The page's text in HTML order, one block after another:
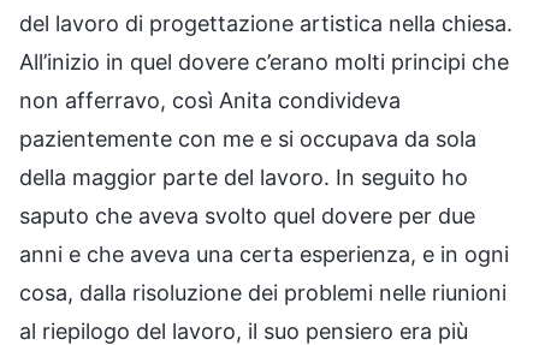
del lavoro di progettazione artistica nella chiesa.
All’inizio in quel dovere c’erano molti principi che
non afferravo, così Anita condivideva
pazientemente con me e si occupava da sola
della maggior parte del lavoro. In seguito ho
saputo che aveva svolto quel dovere per due
anni e che aveva una certa esperienza, e in ogni
cosa, dalla risoluzione dei problemi nelle riunioni
al riepilogo del lavoro, il suo pensiero era più